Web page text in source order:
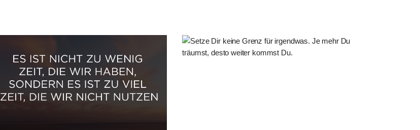
Es ist nicht zu wenig Zeit , die
wir haben, sondern es ist zu
Setze Dir keine Grenzen für
irgendwas. Je mehr Du